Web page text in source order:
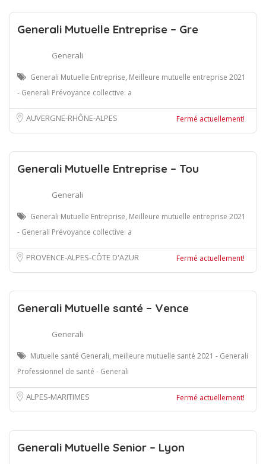
Generali Mutuelle Entreprise – Gre
Generali
Generali Mutuelle Entreprise, Meilleure mutuelle entreprise 2021
- Generali Prévoyance collective: a
AUVERGNE-RHÔNE-ALPES Fermé actuellement!
Generali Mutuelle Entreprise – Tou
Generali
Generali Mutuelle Entreprise, Meilleure mutuelle entreprise 2021
- Generali Prévoyance collective: a
PROVENCE-ALPES-CÔTE D'AZUR Fermé actuellement!
Generali Mutuelle santé – Vence
Generali
Mutuelle santé Generali, meilleure mutuelle santé 2021 - Generali
Professionnel de santé - Generali
ALPES-MARITIMES Fermé actuellement!
Generali Mutuelle Senior – Lyon